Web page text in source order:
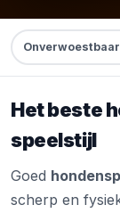
Het beste
speelstijl
Goed
scherp en